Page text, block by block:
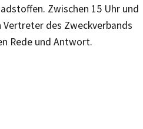
Zwischen 15 Uhr und
des Zweckverbands
Rede und Antwort.